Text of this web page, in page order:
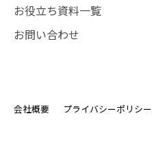
お役立ち資料一覧
お問い合わせ
会社概要 プライバシーポリシー